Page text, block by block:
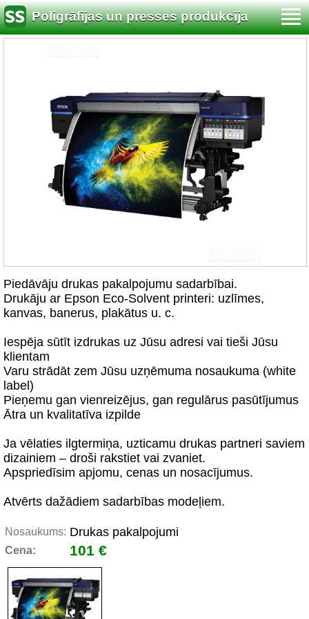
Poligrāfijas un presses produkcija
Piedāvāju drukas pakalpojumu sadarbībai.
Drukāju ar Epson Eco-Solvent printeri: uzlīmes,
kanvas, banerus, plakātus u. c.
Iespēja sūtīt izdrukas uz Jūsu adresi vai tieši Jūsu
klientam
Varu strādāt zem Jūsu uzņēmuma nosaukuma (white
label)
Pieņemu gan vienreizējus, gan regulārus pasūtījumus
Ātra un kvalitatīva izpilde
Ja vēlaties ilgtermiņa, uzticamu drukas partneri saviem
dizainiem – droši rakstiet vai zvaniet.
Apspriedīsim apjomu, cenas un nosacījumus.
Atvērts dažādiem sadarbības modeļiem.
Nosaukums: Drukas pakalpojumi
Cena: 101 €